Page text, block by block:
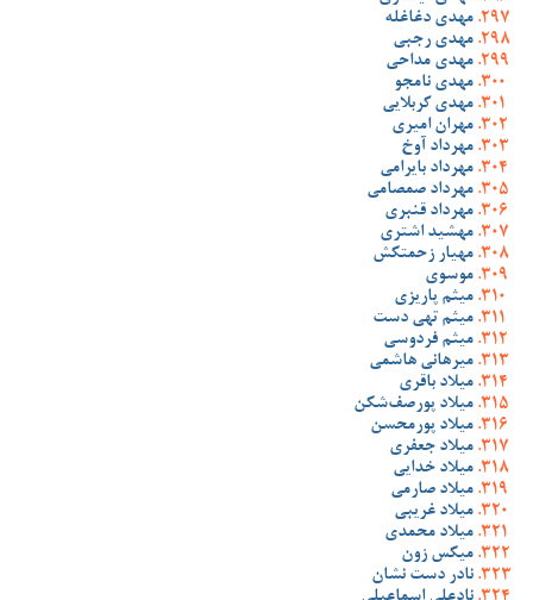
مهدی دغاغله
مهدی رجبی
مهدی مداحی
مهدی نامجو
مهدی کربلایی
مهران امیری
مهرداد آوخ
مهرداد بایرامی
مهرداد صمصامی
مهرداد قنبری
مهشید اشتری
مهیار زحمتکش
موسوی
میثم پاریزی
میثم تهی دست
میثم فردوسی
میرهانی هاشمی
میلاد باقری
میلاد پورصف‌شکن
میلاد پورمحسن
میلاد جعفری
میلاد خدایی
میلاد صارمی
میلاد غریبی
میلاد محمدی
میکس زون
نادر دست نشان